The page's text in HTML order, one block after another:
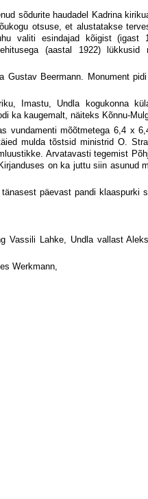
sõdurite haudadel Kadrina
otsuse, et alustatakse
valiti esindajad kõigist (igast
(aastal 1922) lükkusid
Gustav Beermann. Monument
Imastu, Undla kogukonna
ka kaugemalt, näiteks Kõnnu-
vundamenti mõõtmetega 6,4 x
mulda tõstsid ministrid O.
Arvatavasti tegemist
on ka juttu siin asunud
päevast pandi klaaspurki
Vassili Lahke, Undla vallast
Werkmann,